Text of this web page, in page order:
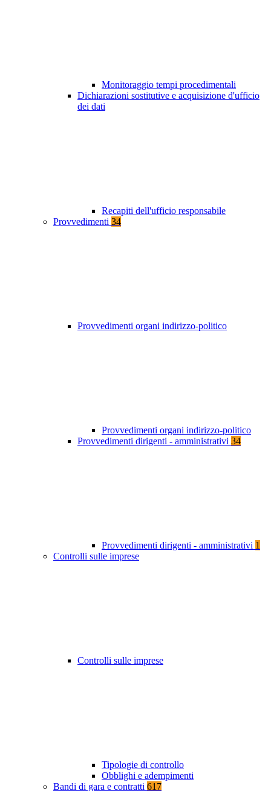
Monitoraggio tempi procedimentali
Dichiarazioni sostitutive e acquisizione d'ufficio
dei dati
Recapiti dell'ufficio responsabile
Provvedimenti 34
Provvedimenti organi indirizzo-politico
Provvedimenti organi indirizzo-politico
Provvedimenti dirigenti - amministrativi 34
Provvedimenti dirigenti - amministrativi 1
Controlli sulle imprese
Controlli sulle imprese
Tipologie di controllo
Obblighi e adempimenti
Bandi di gara e contratti 617